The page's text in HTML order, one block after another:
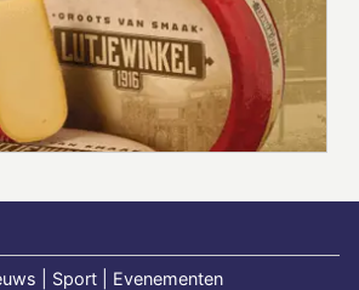
| Sport | Evenementen